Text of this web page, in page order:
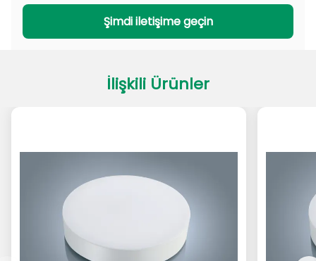
PADL Serisi
PACL Serisi
Şimdi iletişime geçin
İlişkili Ürünler